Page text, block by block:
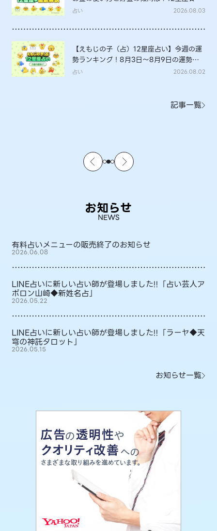
底解説
占い 2026.08.03
【えもじの子（占）12星座占い】今週の運
勢ランキング！8月3日～8月9日の運勢
は？
占い 2026.08.02
記事一覧
お知らせ
NEWS
有料占いメニューの販売終了のお知らせ
2026.06.08
LINE占いに新しい占い師が登場しました!!「占い芸人ア
ポロン山崎◆新姓名占」
2026.05.22
LINE占いに新しい占い師が登場しました!!「ラーヤ◆天
穹の神託タロット」
2026.05.15
お知らせ一覧